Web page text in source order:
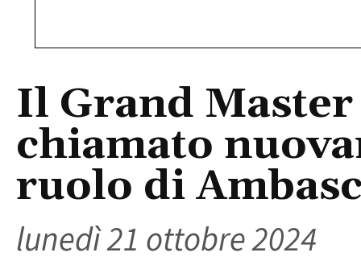
Il Grand
chiamato
ruolo di
lunedì 21 ottobre 2024